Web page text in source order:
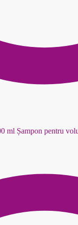
Șampon pentru